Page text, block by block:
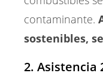
contaminante.
sostenibles,
2. Asistencia